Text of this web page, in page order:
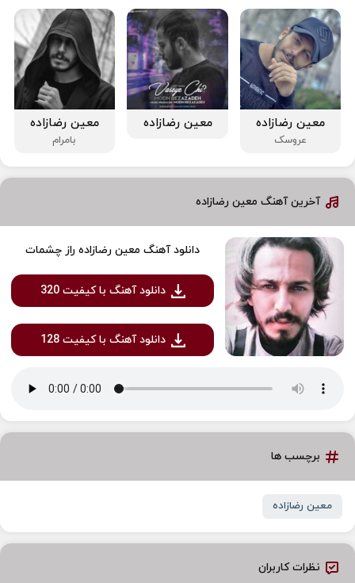
معین رضازاده
عروسک
معین رضازاده معین رضازاده
بامرام
آخرین آهنگ معین رضازاده
دانلود آهنگ معین رضازاده راز چشمات
دانلود آهنگ با کیفیت 320
دانلود آهنگ با کیفیت 128
برچسب ها
معین رضازاده
نظرات کاربران